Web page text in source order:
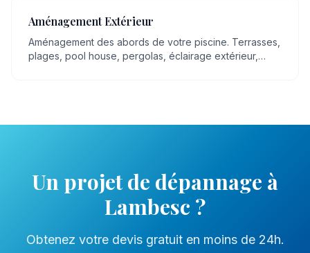
Aménagement Extérieur
Aménagement des abords de votre piscine. Terrasses,
plages, pool house, pergolas, éclairage extérieur,
Un projet de dépannage à
Lambesc ?
Obtenez votre devis gratuit en moins de 24h.